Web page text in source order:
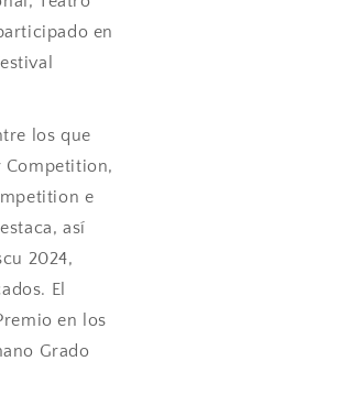
en
los que
Competition,
e
así
2024,
El
en los
Grado